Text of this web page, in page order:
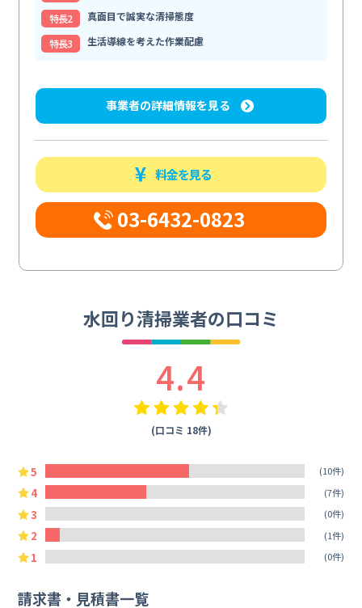
特⻑2
真面目で誠実な清掃態度
特⻑3
生活導線を考えた作業配慮
事業者の詳細情報を見る
料金を見る
03-6432-0823
水回り清掃業者の口コミ
4.4
(口コミ 18件)
5 (10件)
4 (7件)
3 (0件)
2 (1件)
1 (0件)
請求書・見積書一覧